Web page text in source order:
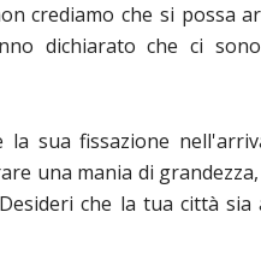
crediamo che si possa
dichiarato che ci
la sua fissazione
una mania di
che la tua città